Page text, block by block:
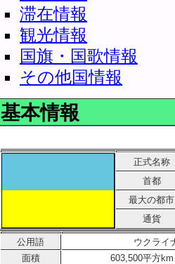
滞在情報
観光情報
国旗・国歌情報
その他国情報
基本情報
正式名称
首都
最大の都市
通貨
公用語
ウクライ
面積
603,500平方